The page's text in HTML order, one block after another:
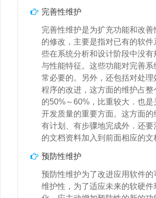
完善性维护
完善性维护是为扩充功能和改善
的修改，主要是指对已有的软件
些在系统分析和设计阶段中没有
与性能特征。这些功能对完善系
常必要的。另外，还包括对处理
程序的改进，这方面的维护占整
的50%～60%，比重较大．也是
开发质量的重要方面。这方面的
有计划、有步骤地完成外．还要
的文档资料加入到前面相应的文
预防性维护
预防性维护为了改进应用软件的
维护性，为了适应未来的软硬件